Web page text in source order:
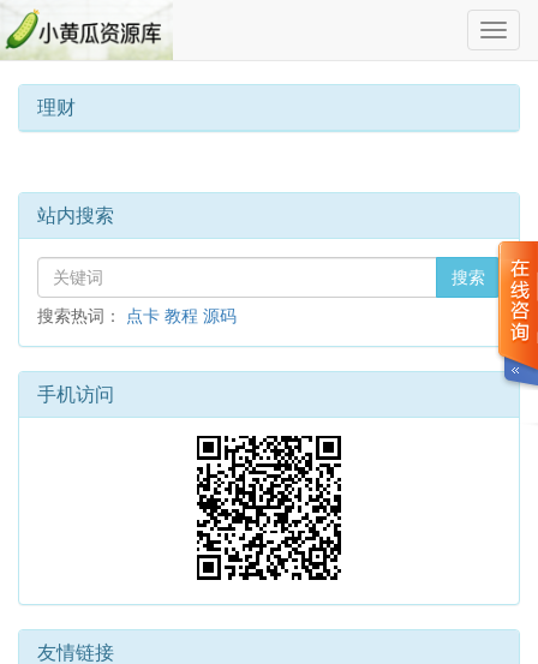
切
换
导
理财
站内搜索
搜索
搜索热词：
点卡 教程 源码
手机访问
友情链接